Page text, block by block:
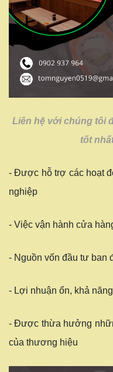
Liên hệ với chúng tôi
tốt
- Được hỗ trợ các hoạt
nghiệp
- Việc vận hành cửa
- Nguồn vốn đầu tư ban
- Lợi nhuận ổn, khả
- Được thừa hưởng
của thương hiệu